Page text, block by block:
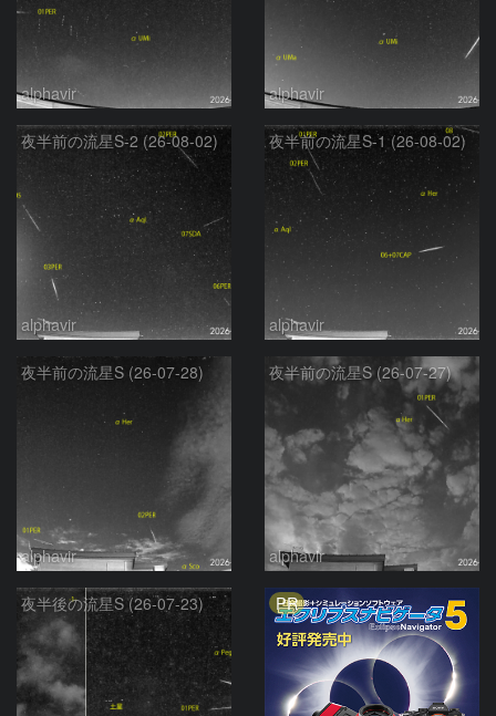
alphavir alphavir
夜半前の流星S-2 (26-08-02)
alphavir
夜半前の流星S-1 (26-08-02)
alphavir
夜半前の流星S (26-07-28)
alphavir
夜半前の流星S (26-07-27)
alphavir
夜半後の流星S (26-07-23) PR